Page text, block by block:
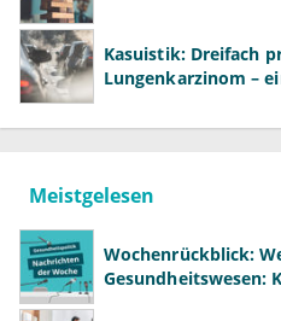
Kasuistik: Dreifach
Lungenkarzinom –
Meistgelesen
Wochenrückblick:
Gesundheitswesen: